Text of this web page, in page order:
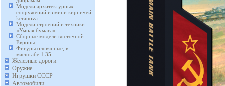
Модели архитектурных
сооружений из мини кирпичей
keranova.
Модели строений и техники
«Умная бумага».
Сборные модели восточной
Европы.
Фигуры оловянные, в
масштабе 1:35.
Железные дороги
Оружие
Игрушки СССР
Автомобили